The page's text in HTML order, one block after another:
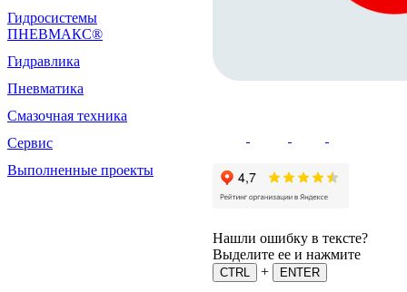
Гидросистемы
ПНЕВМАКС®
Гидравлика
Пневматика
Смазочная техника
Сервис
Выполненные проекты
Нашли ошибку в тексте?
Выделите ее и нажмите
CTRL +
ENTER